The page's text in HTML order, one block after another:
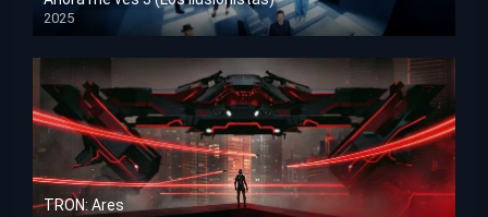
2025
HD 1080p
TRON: Ares